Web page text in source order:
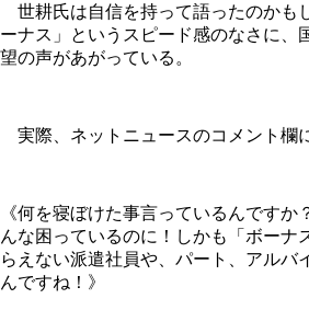
世耕氏は自信を持って語ったのかも
ーナス」というスピード感のなさに、
望の声があがっている。
実際、ネットニュースのコメント欄
《何を寝ぼけた事言っているんですか
んな困っているのに！しかも「ボーナ
らえない派遣社員や、パート、アルバ
んですね！》